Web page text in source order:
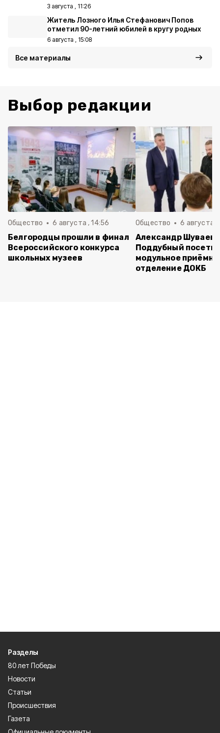
3 августа , 11:26
Житель Лозного Илья Стефанович Попов
отметил 90-летний юбилей в кругу родных
6 августа , 15:08
Все материалы
Выбор редакции
Общество 6 августа , 14:56
Белгородцы прошли в финал
Всероссийского конкурса
школьных музеев
Общество 6 августа ,
Александр Шуваев
Поддубный
модульное
отделение ДОКБ
Разделы
80 лет Победы
Новости
Статьи
Происшествия
Газета